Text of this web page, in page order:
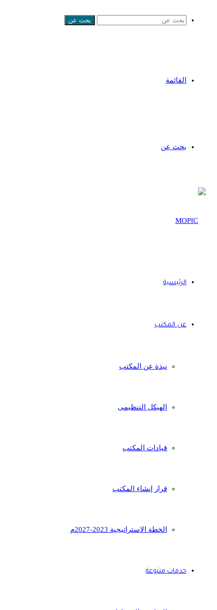
بحث عن
القائمة
بحث عن
الرئيسية
عن المكتب
نبذة عن المكتب
الهيكل التنظيمى
قيادات المكتب
قرار إنشاء المكتب
الخطة الاستراتيجية 2023-2027م
خدمات متنوعة